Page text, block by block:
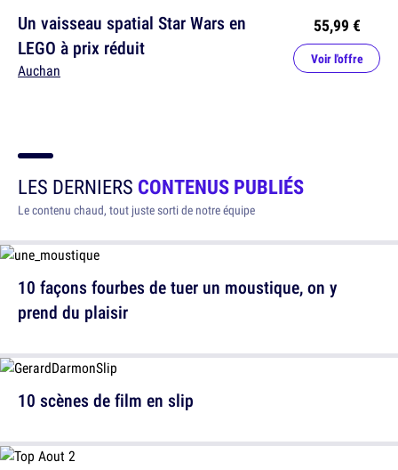
Un vaisseau spatial Star Wars en
LEGO à prix réduit
Auchan
55,99 €
Voir l'offre
LES DERNIERS CONTENUS PUBLIÉS
Le contenu chaud, tout juste sorti de notre équipe
10 façons fourbes de tuer un moustique, on y
prend du plaisir
10 scènes de film en slip